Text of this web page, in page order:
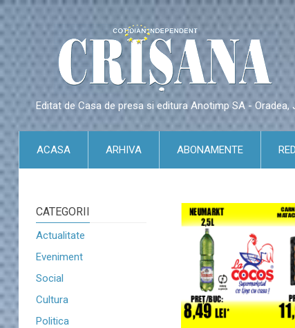
Editat de Casa de presa si editura Anotimp SA - Oradea,
ACASA ARHIVA ABONAMENTE
CATEGORII
Actualitate
Eveniment
Social
Cultura
Politica